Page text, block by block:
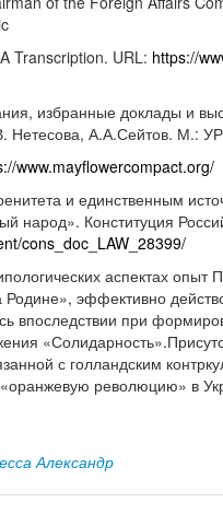
Transcription. URL: https://
избранные доклады и
Нетесова, А.А.Сейтов. М.:
www.mayflowercompact.org/
и единственным
народ». Конституция
/cons doc LAW _28399/
аспектах опыт
Родине», эффективно
впоследствии при
с голландским
революцию» в
Александр